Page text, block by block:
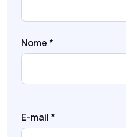
Nome *
E-mail *